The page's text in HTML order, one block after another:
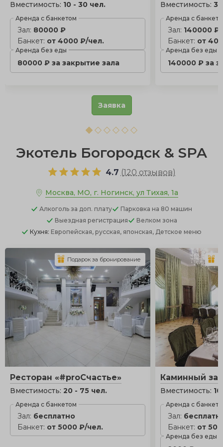
Вместимость: 10 - 30 чел.
Аренда с банкетом
Зал: 80000 ₽
Банкет: от 4000 ₽/чел.
Аренда без еды
80000 ₽ за закрытие зала
Вместимость:
Аренда с
Зал: 140000 ₽
Банкет: от
Аренда без еды
140000 ₽ за
Заявка
Экотель Богородск & SPA
4.7 (120 отзывов)
Москва, МО, г. Ногинск, ул Тихая, 1а
Алкоголь за доп. плату Парковка на 80 машин
Выездная регистрация
Велком зона
Кухня: Европейская, русская, японская, Детское меню
Ресторан «#proСчастье»
Вместимость: 20 - 75 чел.
Аренда с банкетом
Зал: бесплатно
Банкет: от 5000 ₽/чел.
Подарок за бронирование
Каминный
Вместимость:
Аренда с
Зал:
Банкет: от
Аренда без еды